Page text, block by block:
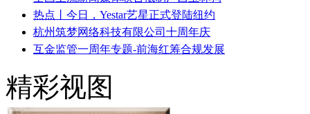
热点丨今日，Yestar艺星正式登陆纽约
杭州筑梦网络科技有限公司十周年庆
互金监管一周年专题-前海红筹合规发展
精彩视图